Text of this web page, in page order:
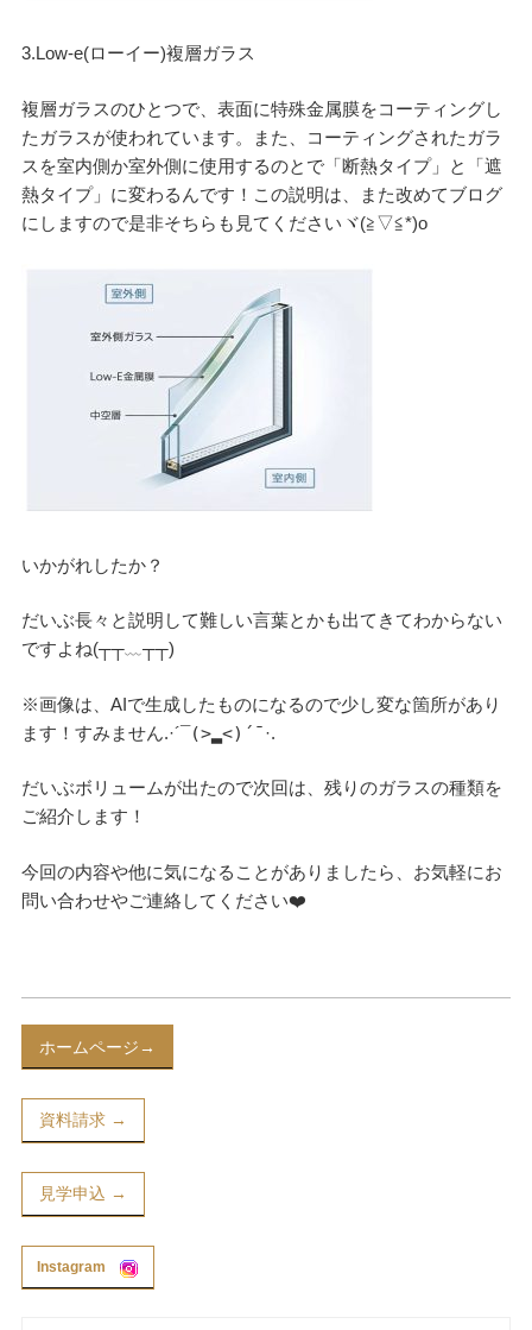
3.Low-e(ローイー)複層ガラス
複層ガラスのひとつで、表面に特殊金属膜をコーティングし
たガラスが使われています。また、コーティングされたガラ
スを室内側か室外側に使用するのとで「断熱タイプ」と「遮
熱タイプ」に変わるんです！この説明は、また改めてブログ
にしますので是非そちらも見てくださいヾ(≧▽≦*)o
いかがれしたか？
だいぶ長々と説明して難しい言葉とかも出てきてわからない
ですよね(┬┬﹏┬┬)
※画像は、AIで生成したものになるので少し変な箇所があり
ます！すみません.·´¯(>▂<)´¯·.
だいぶボリュームが出たので次回は、残りのガラスの種類を
ご紹介します！
今回の内容や他に気になることがありましたら、お気軽にお
問い合わせやご連絡してください❤️
ホームページ→
資料請求 →
見学申込 →
Instagram
検
本気注文住宅なら群馬の工務店｜楽屋（がくや）
お問い合わせ
楽屋トップ アクセス 会社概要
資料請求